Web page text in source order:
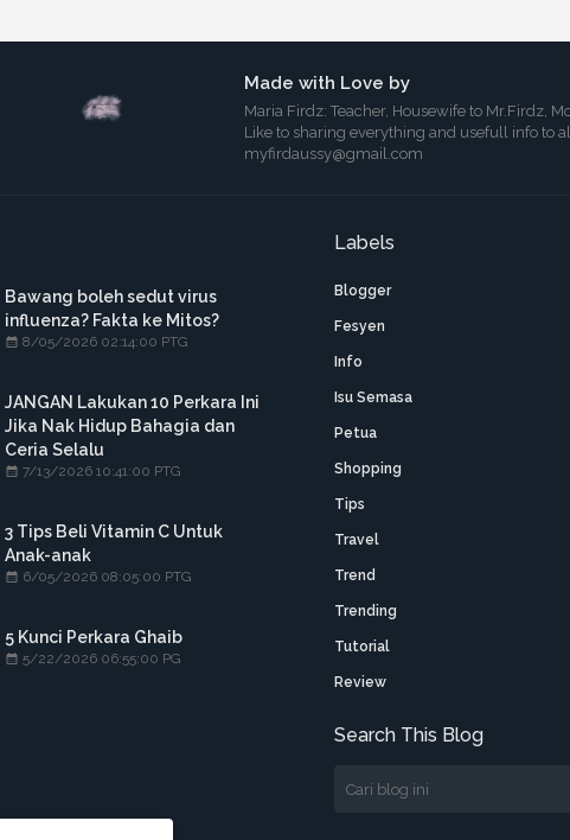
Made with Love by
Maria Firdz: Teacher, Housewife to Mr.Firdz,
Like to sharing everything and usefull info to
myfirdaussy@gmail.com
Bawang boleh sedut virus
influenza? Fakta ke Mitos?
8/05/2026 02:14:00 PTG
JANGAN Lakukan 10 Perkara Ini
Jika Nak Hidup Bahagia dan
Ceria Selalu
7/13/2026 10:41:00 PTG
3 Tips Beli Vitamin C Untuk
Anak-anak
6/05/2026 08:05:00 PTG
5 Kunci Perkara Ghaib
5/22/2026 06:55:00 PG
Labels
Blogger
Fesyen
Info
Isu Semasa
Petua
Shopping
Tips
Travel
Trend
Trending
Tutorial
Review
Search This Blog